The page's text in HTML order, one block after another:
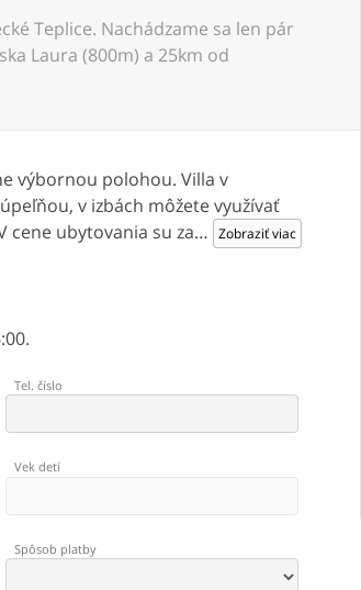
Teplice. Nachádzame sa len pár
Laura (800m) a 25km od
výbornou polohou. Villa v
v izbách môžete využívať
cene ubytovania su za… Zobraziť viac
Tel. číslo
Vek detí
Spôsob platby